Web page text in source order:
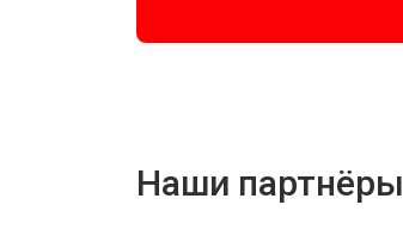
Наши партнёры